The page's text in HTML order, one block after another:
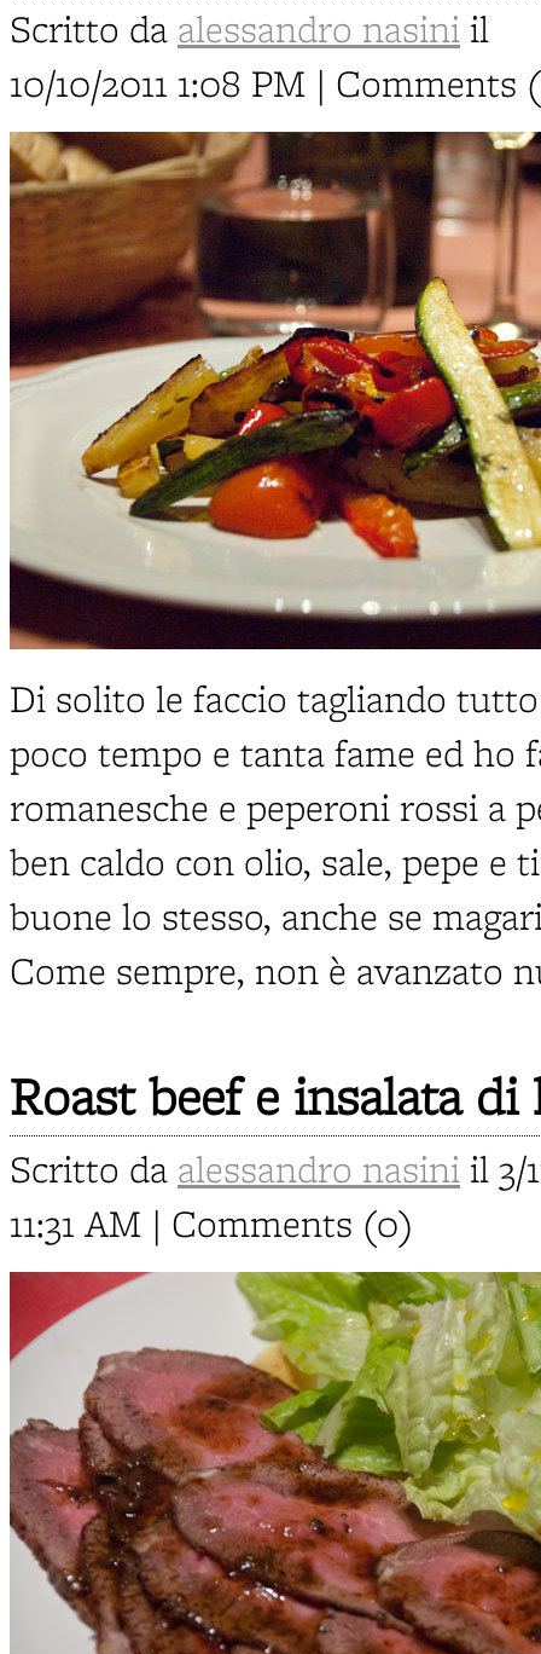
Scritto da alessandro nasini il
10/10/2011 1:08 PM | Comments
Di solito le faccio tagliando
poco tempo e tanta fame ed ho
romanesche e peperoni rossi a
ben caldo con olio, sale, pepe e
buone lo stesso, anche se
Come sempre, non è avanzato
Roast beef e insalata di
Scritto da alessandro nasini il 3/
11:31 AM | Comments (0)